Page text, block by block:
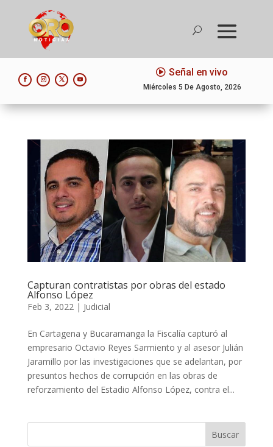
Señal en vivo
Miércoles 5 De Agosto, 2026
Capturan contratistas por obras del estado
Alfonso López
Feb 3, 2022| Judicial
En Cartagena y Bucaramanga la Fiscalía capturó al
empresario Octavio Reyes Sarmiento y al asesor Julián
Jaramillo por las investigaciones que se adelantan, por
presuntos hechos de corrupción en las obras de
reforzamiento del Estadio Alfonso López, contra el...
Buscar